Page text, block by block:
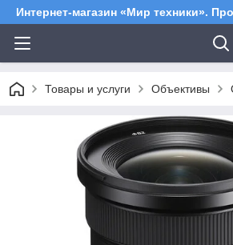
Интернет-магазин «Мир техники».
Товары и услуги Объективы